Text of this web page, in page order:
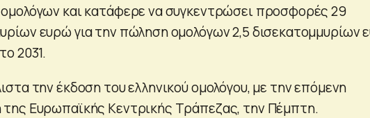
και κατάφερε να συγκεντρώσει προσφορές 29
ευρώ για την πώληση ομολόγων 2,5 δισεκατομμυρίων
2031.
την έκδοση του ελληνικού ομολόγου, με την επόμενη
της Ευρωπαϊκής Κεντρικής Τράπεζας, την Πέμπτη.